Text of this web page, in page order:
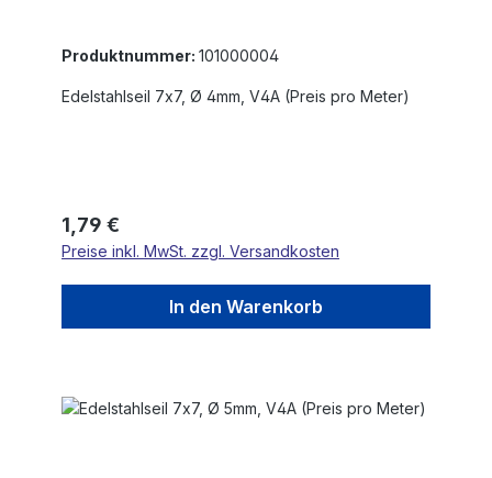
Produktnummer: 101000004
Edelstahlseil 7x7, Ø 4mm, V4A (Preis pro Meter)
Regulärer Preis:
1,79 €
Preise inkl. MwSt. zzgl. Versandkosten
In den Warenkorb